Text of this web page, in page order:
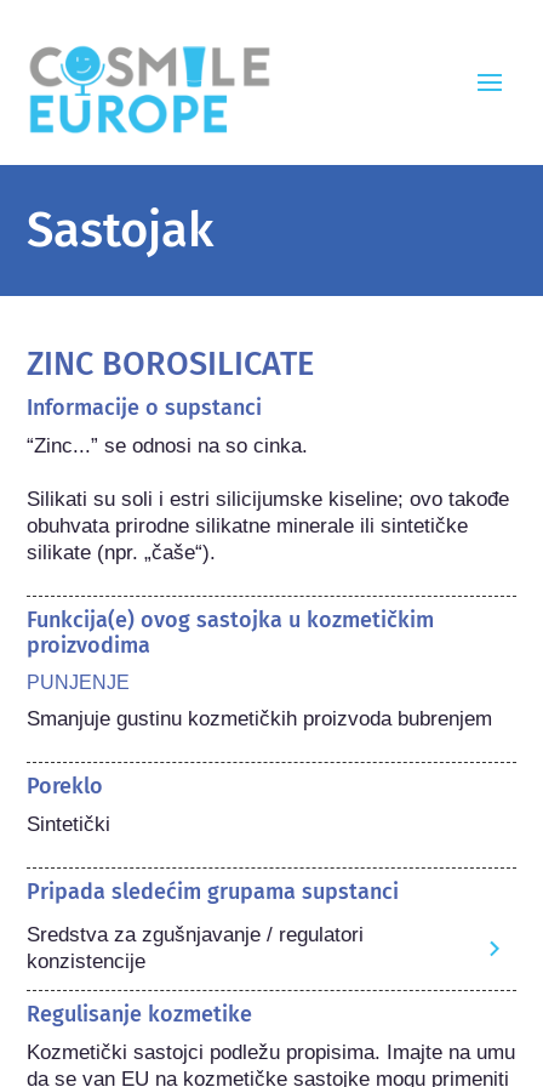
Sastojak
ZINC BOROSILICATE
Informacije o supstanci
“Zinc...” se odnosi na so cinka.
Silikati su soli i estri silicijumske kiseline; ovo takođe
obuhvata prirodne silikatne minerale ili sintetičke
silikate (npr. „čaše“).
Funkcija(e) ovog sastojka u kozmetičkim
proizvodima
PUNJENJE
Smanjuje gustinu kozmetičkih proizvoda bubrenjem
Poreklo
Sintetički
Pripada sledećim grupama supstanci
Sredstva za zgušnjavanje / regulatori
konzistencije
Regulisanje kozmetike
Kozmetički sastojci podležu propisima. Imajte na umu
da se van EU na kozmetičke sastojke mogu primeniti